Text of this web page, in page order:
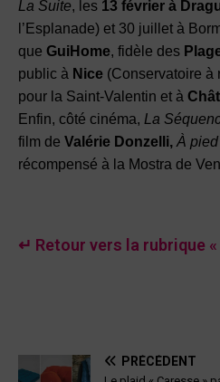
La Suite, les 13 février à
l’Esplanade) et 30 juillet à
que GuiHome, fidèle des
public à Nice (Conservatoire à
pour la Saint-Valentin et à
Enfin, côté cinéma, La
film de Valérie Donzelli, À
récompensé à la Mostra de
↵ Retour vers la rubrique «
PRÉCÉDENT